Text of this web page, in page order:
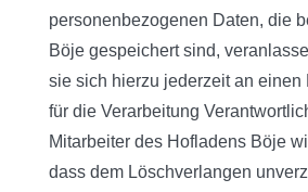
personenbezogenen Daten, die
Böje gespeichert sind,
sie sich hierzu jederzeit an einen
für die Verarbeitung
Mitarbeiter des Hofladens Böje
dass dem Löschverlangen